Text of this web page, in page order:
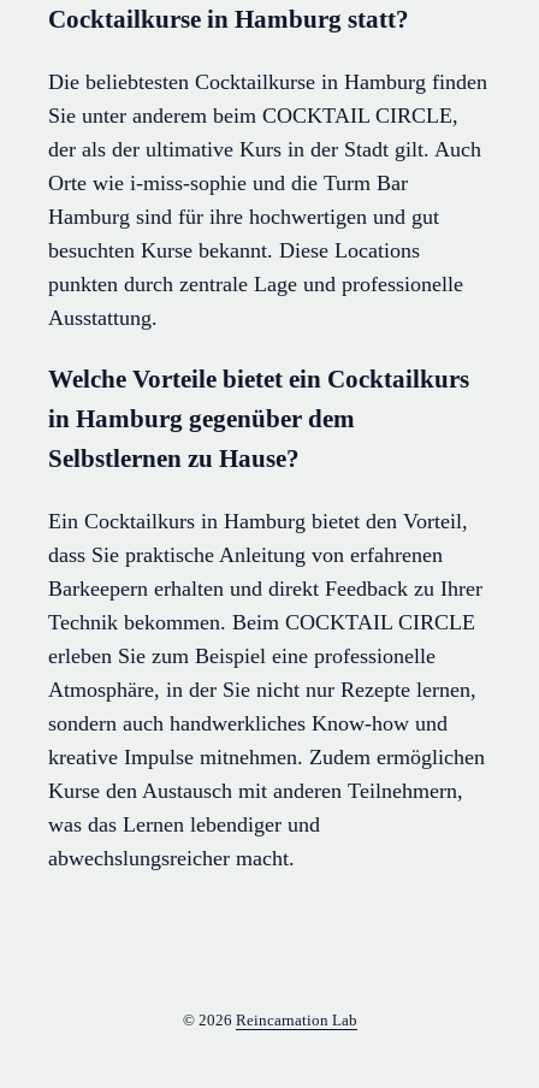
Cocktailkurse in Hamburg statt?
Die beliebtesten Cocktailkurse in Hamburg finden
Sie unter anderem beim COCKTAIL CIRCLE,
der als der ultimative Kurs in der Stadt gilt. Auch
Orte wie i-miss-sophie und die Turm Bar
Hamburg sind für ihre hochwertigen und gut
besuchten Kurse bekannt. Diese Locations
punkten durch zentrale Lage und professionelle
Ausstattung.
Welche Vorteile bietet ein Cocktailkurs
in Hamburg gegenüber dem
Selbstlernen zu Hause?
Ein Cocktailkurs in Hamburg bietet den Vorteil,
dass Sie praktische Anleitung von erfahrenen
Barkeepern erhalten und direkt Feedback zu Ihrer
Technik bekommen. Beim COCKTAIL CIRCLE
erleben Sie zum Beispiel eine professionelle
Atmosphäre, in der Sie nicht nur Rezepte lernen,
sondern auch handwerkliches Know-how und
kreative Impulse mitnehmen. Zudem ermöglichen
Kurse den Austausch mit anderen Teilnehmern,
was das Lernen lebendiger und
abwechslungsreicher macht.
© 2026 Reincarnation Lab